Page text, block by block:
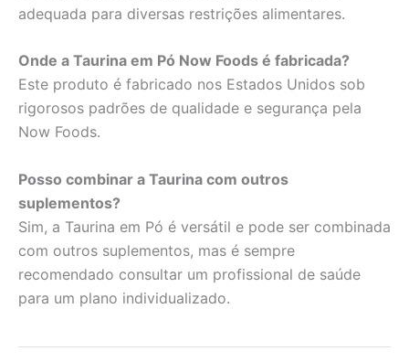
adequada para diversas restrições alimentares.
Onde a Taurina em Pó Now Foods é fabricada?
Este produto é fabricado nos Estados Unidos sob
rigorosos padrões de qualidade e segurança pela
Now Foods.
Posso combinar a Taurina com outros
suplementos?
Sim, a Taurina em Pó é versátil e pode ser combinada
com outros suplementos, mas é sempre
recomendado consultar um profissional de saúde
para um plano individualizado.